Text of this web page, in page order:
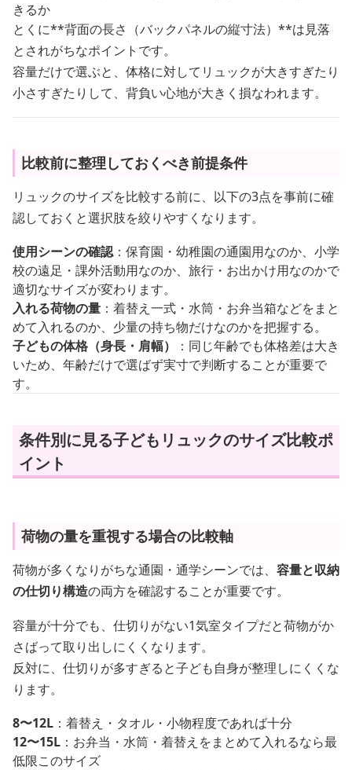
きるか
とくに**背面の長さ（バックパネルの縦寸法）**は見落
とされがちなポイントです。
容量だけで選ぶと、体格に対してリュックが大きすぎたり
小さすぎたりして、背負い心地が大きく損なわれます。
比較前に整理しておくべき前提条件
リュックのサイズを比較する前に、以下の3点を事前に確
認しておくと選択肢を絞りやすくなります。
使用シーンの確認：保育園・幼稚園の通園用なのか、小学
校の遠足・課外活動用なのか、旅行・お出かけ用なのかで
適切なサイズが変わります。
入れる荷物の量 ：着替え一式・水筒・お弁当箱などをまと
めて入れるのか、少量の持ち物だけなのかを把握する。
子どもの体格（身長・肩幅）
：同じ年齢でも体格差は大き
いため、年齢だけで選ばず実寸で判断することが重要で
す。
条件別に見る子どもリュックのサイズ比較ポ
イント
荷物の量を重視する場合の比較軸
荷物が多くなりがちな通園・通学シーンでは、 容量と収納
の仕切り構造の両方を確認することが重要です。
容量が十分でも、仕切りがない1気室タイプだと荷物がか
さばって取り出しにくくなります。
反対に、仕切りが多すぎると子ども自身が整理しにくくな
ります。
8〜12L ：着替え・タオル・小物程度であれば十分
12〜15L ：お弁当・水筒・着替えをまとめて入れるなら最
低限このサイズ